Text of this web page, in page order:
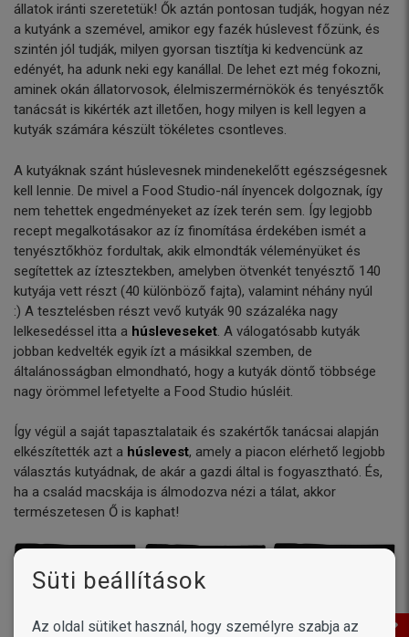
állatok iránti szeretetük! Ők aztán pontosan tudják, hogyan néz
a kutyánk a szemével, amikor egy fazék húslevest főzünk, és
szintén jól tudják, milyen gyorsan tisztítja ki kedvencünk az
edényét, ha adunk neki egy kanállal. De lehet ezt még fokozni,
aminek okán állatorvosok, élelmiszermérnökök és tenyésztők
tanácsát is kikérték azt illetően, hogy milyen is kell legyen a
kutyák számára készült tökéletes csontleves.
A kutyáknak szánt húslevesnek mindenekelőtt egészségesnek
kell lennie. De mivel a Food Studio-nál ínyencek dolgoznak, így
nem tehettek engedményeket az ízek terén sem. Így legjobb
recept megalkotásakor az íz finomítása érdekében ismét a
tenyésztőkhöz fordultak, akik elmondták véleményüket és
segítettek az íztesztekben, amelyben ötvenkét tenyésztő 140
kutyája vett részt (40 különböző fajta), valamint néhány nyúl
:) A tesztelésben részt vevő kutyák 90 százaléka nagy
lelkesedéssel itta a húsleveseket. A válogatósabb kutyák
jobban kedvelték egyik ízt a másikkal szemben, de
általánosságban elmondható, hogy a kutyák döntő többsége
nagy örömmel lefetyelte a Food Studio húsléit.
Így végül a saját tapasztalataik és szakértők tanácsai alapján
elkészítették azt a húslevest, amely a piacon elérhető legjobb
választás kutyádnak, de akár a gazdi által is fogyasztható. És,
ha a család macskája is álmodozva nézi a tálat, akkor
természetesen Ő is kaphat!
Süti beállítások
Az oldal sütiket használ, hogy személyre szabja az